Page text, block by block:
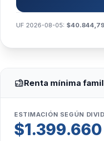
UF 2026-08-05: $40.844,79
Renta mínima
ESTIMACIÓN SEGÚN